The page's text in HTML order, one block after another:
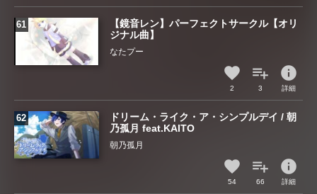
【鏡音レン】パーフェクトサークル【オリ
ジナル曲】
なたプー
2 3
info
詳細
ドリーム・ライク・ア・シンプルデイ / 朝
乃孤月 feat.KAITO
朝乃孤月
54 66
info
詳細